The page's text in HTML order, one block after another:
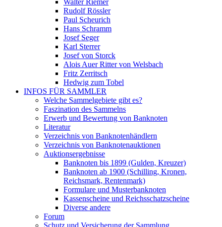
Walter Riemer
Rudolf Rössler
Paul Scheurich
Hans Schramm
Josef Seger
Karl Sterrer
Josef von Storck
Alois Auer Ritter von Welsbach
Fritz Zerritsch
Hedwig zum Tobel
INFOS FÜR SAMMLER
Welche Sammelgebiete gibt es?
Faszination des Sammelns
Erwerb und Bewertung von Banknoten
Literatur
Verzeichnis von Banknotenhändlern
Verzeichnis von Banknotenauktionen
Auktionsergebnisse
Banknoten bis 1899 (Gulden, Kreuzer)
Banknoten ab 1900 (Schilling, Kronen,
Reichsmark, Rentenmark)
Formulare und Musterbanknoten
Kassenscheine und Reichsschatzscheine
Diverse andere
Forum
Schutz und Versicherung der Sammlung